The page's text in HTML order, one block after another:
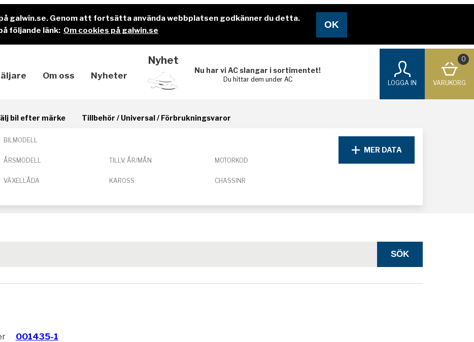
galwin.se. Genom att fortsätta använda webbplatsen godkänner du detta.
följande länk: Om cookies på galwin.se
Om oss Nyheter
Nyhet
Nu har vi AC slangar i sortimentet!
Du hittar dem under AC
LOGGA IN
0
VARUKORG
bil efter märke Tillbehör / Universal / Förbrukningsvaror
BILMODELL
ÅRSMODELL TILLV. ÅR/MÅN MOTORKOD
VÄXELLÅDA KAROSS CHASSINR
MER DATA
001435-1